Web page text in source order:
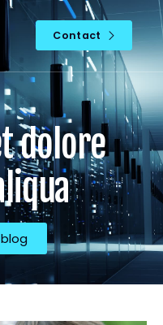
Contact
dolore